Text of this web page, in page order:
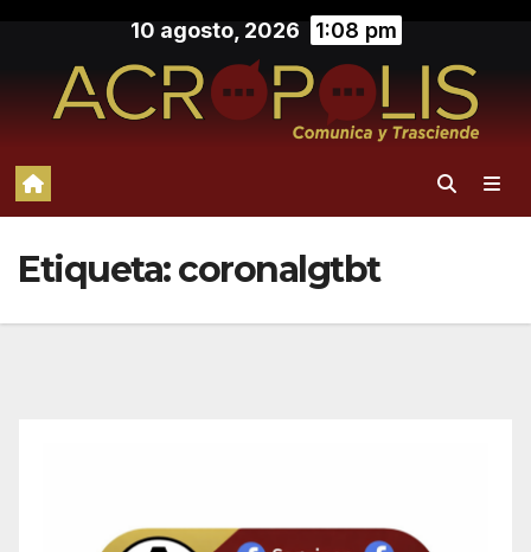
contenido
10 agosto, 2026 1:08 pm
Etiqueta:coronalgtbt